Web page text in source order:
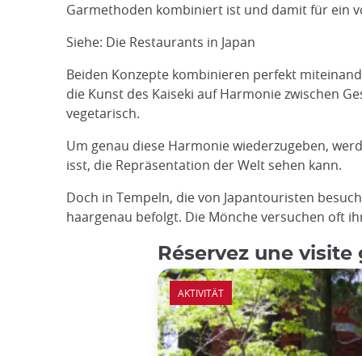
Garmethoden kombiniert ist und damit für ein
Siehe: Die Restaurants in Japan
Beiden Konzepte kombinieren perfekt
die Kunst des Kaiseki auf Harmonie zwischen
vegetarisch.
Um genau diese Harmonie wiederzugeben,
isst, die Repräsentation der Welt sehen kann.
Doch in Tempeln, die von Japantouristen
haargenau befolgt. Die Mönche versuchen oft
Réservez une
AKTIVITÄT